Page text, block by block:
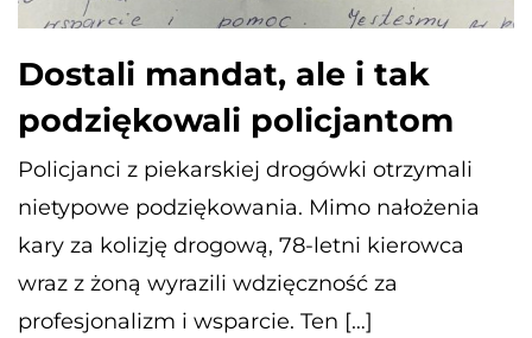
Dostali mandat, ale i tak
podziękowali policjantom
Policjanci z piekarskiej drogówki otrzymali
nietypowe podziękowania. Mimo nałożenia
kary za kolizję drogową, 78-letni kierowca
wraz z żoną wyrazili wdzięczność za
profesjonalizm i wsparcie. Ten […]